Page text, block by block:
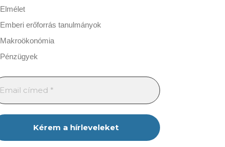
Elmélet
Emberi erőforrás tanulmányok
Makroökonómia
Pénzügyek